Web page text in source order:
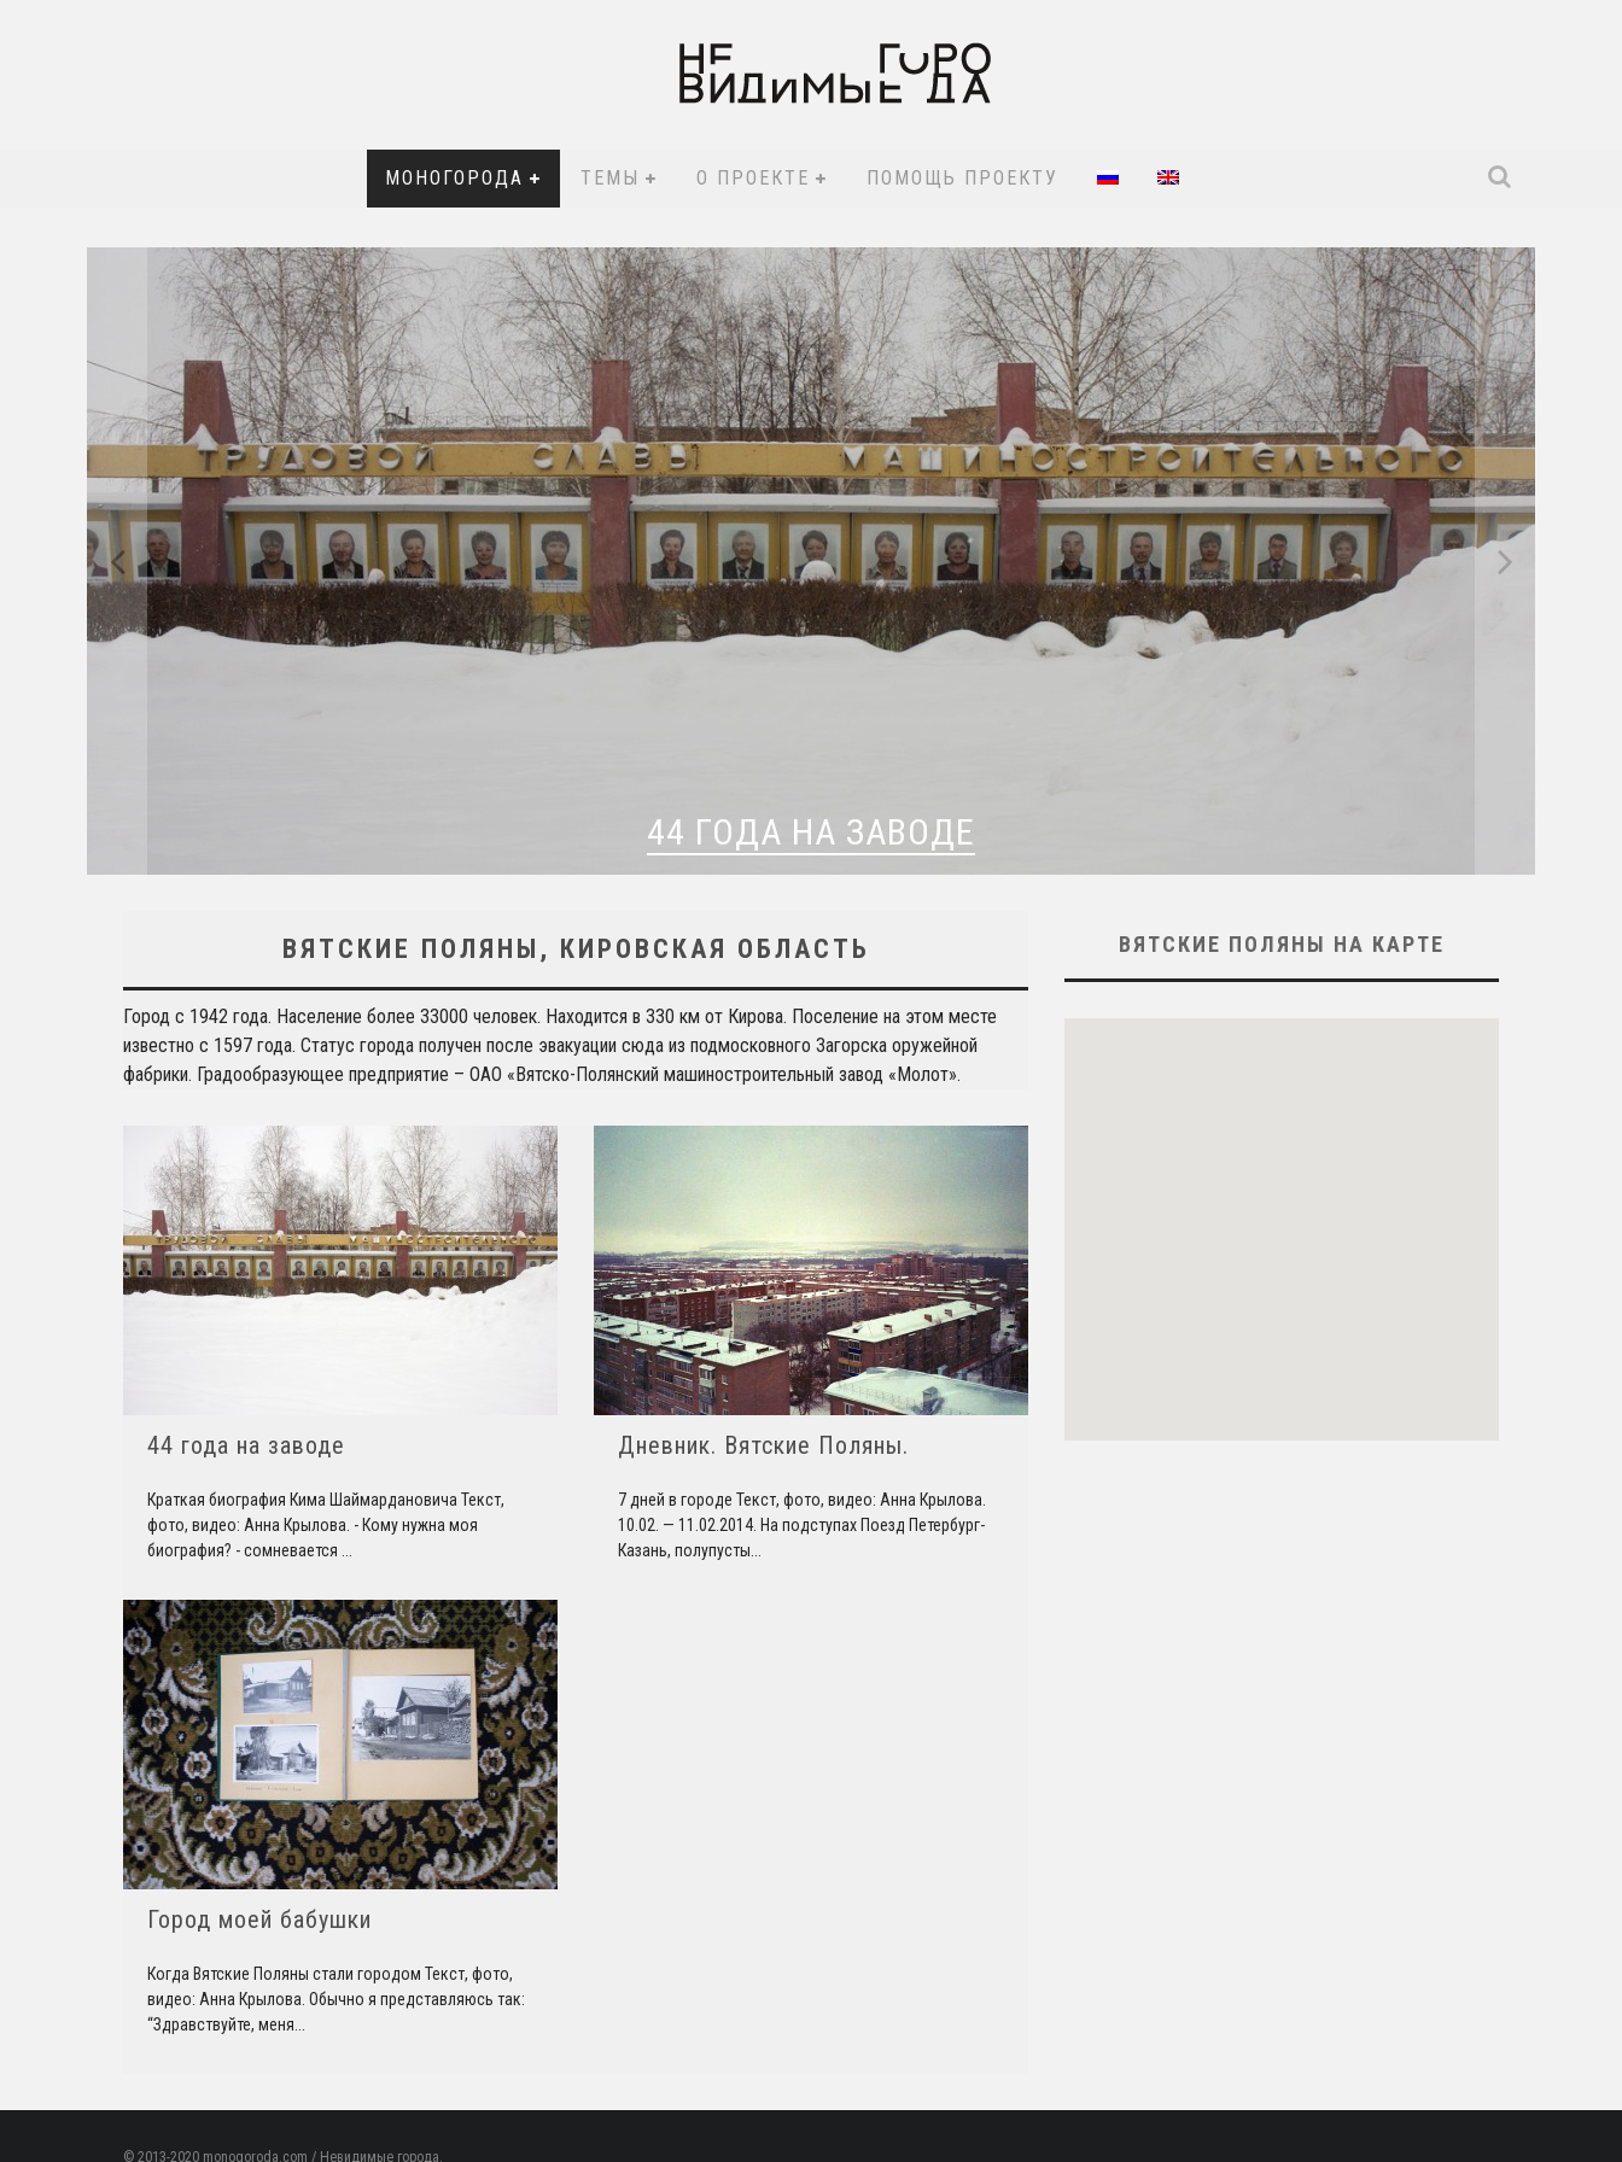
МОНОГОРОДА ТЕМЫ О ПРОЕКТЕ ПОМОЩЬ ПРОЕКТУ
44 ГОДА НА ЗАВОДЕ
ВЯТСКИЕ ПОЛЯНЫ, КИРОВСКАЯ ОБЛАСТЬ
Город с 1942 года. Население более 33000 человек. Находится в 330 км от Кирова. Поселение на этом месте
известно с 1597 года. Статус города получен после эвакуации сюда из подмосковного Загорска оружейной
фабрики. Градообразующее предприятие – ОАО «Вятско-Полянский машиностроительный завод «Молот».
44 года на заводе
Краткая биография Кима Шаймардановича Текст,
фото, видео: Анна Крылова. - Кому нужна моя
биография? - сомневается
Дневник. Вятские Поляны.
7 дней в городе Текст, фото, видео: Анна Крылова.
10.02. — 11.02.2014. На подступах Поезд Петербург-
Казань, полупусты
Город моей бабушки
Когда Вятские Поляны стали городом Текст, фото,
видео: Анна Крылова. Обычно я представляюсь так:
“Здравствуйте, меня
ВЯТСКИЕ ПОЛЯНЫ НА КАРТЕ
© 2013-2020 monogoroda.com / Невидимые города.